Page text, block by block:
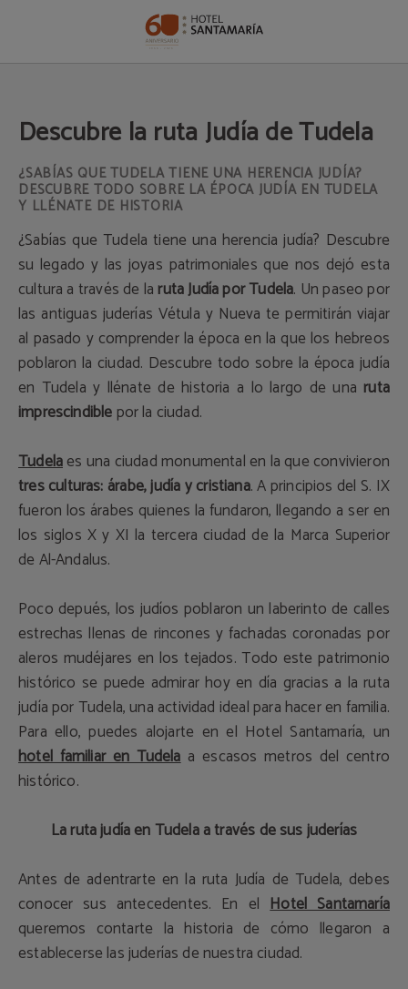
Descubre la ruta Judía de Tudela
¿SABÍAS QUE TUDELA TIENE UNA HERENCIA JUDÍA?
DESCUBRE TODO SOBRE LA ÉPOCA JUDÍA EN TUDELA
Y LLÉNATE DE HISTORIA
¿Sabías que Tudela tiene una herencia judía? Descubre
su legado y las joyas patrimoniales que nos dejó esta
cultura a través de laruta Judía por Tudela. Un paseo por
las antiguas juderías Vétula y Nueva te permitirán viajar
al pasado y comprender la época en la que los hebreos
poblaron la ciudad. Descubre todo sobre la época judía
en Tudela y llénate de historia a lo largo de unaruta
imprescindiblepor la ciudad.
Tudelaes una ciudad monumental en la que convivieron
tres culturas: árabe, judía y cristiana. A principios del S. IX
fueron los árabes quienes la fundaron, llegando a ser en
los siglos X y XI la tercera ciudad de la Marca Superior
de Al-Andalus.
Poco depués, los judíos poblaron un laberinto de calles
estrechas llenas de rincones y fachadas coronadas por
aleros mudéjares en los tejados. Todo este patrimonio
histórico se puede admirar hoy en día gracias a la ruta
judía por Tudela, una actividad ideal para hacer en familia.
Para ello, puedes alojarte en el Hotel Santamaría, un
hotel familiar en Tudelaa escasos metros del centro
histórico.
La ruta judía en Tudela a través de sus juderías
Antes de adentrarte en la ruta Judía de Tudela, debes
conocer sus antecedentes. En elHotel Santamaría
queremos contarte la historia de cómo llegaron a
establecerse las juderías de nuestra ciudad.